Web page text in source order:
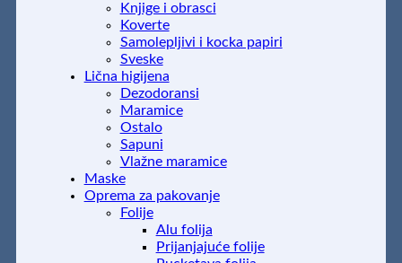
Knjige i obrasci
Koverte
Samolepljivi i kocka papiri
Sveske
Lična higijena
Dezodoransi
Maramice
Ostalo
Sapuni
Vlažne maramice
Maske
Oprema za pakovanje
Folije
Alu folija
Prijanjajuće folije